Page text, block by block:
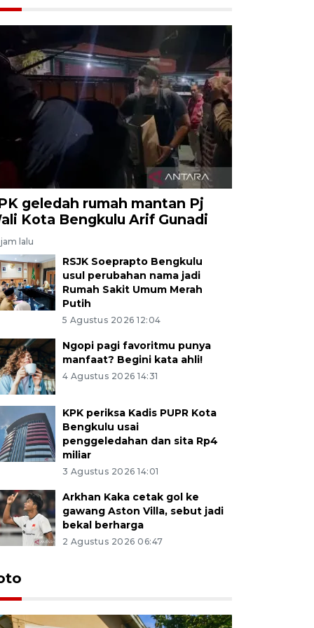
geledah rumah mantan Pj
Kota Bengkulu Arif Gunadi
lalu
RSJK Soeprapto Bengkulu
usul perubahan nama jadi
Rumah Sakit Umum Merah
Putih
5 Agustus 2026 12:04
Ngopi pagi favoritmu punya
manfaat? Begini kata ahli!
4 Agustus 2026 14:31
KPK periksa Kadis PUPR Kota
Bengkulu usai
penggeledahan dan sita Rp4
miliar
3 Agustus 2026 14:01
Arkhan Kaka cetak gol ke
gawang Aston Villa, sebut jadi
bekal berharga
2 Agustus 2026 06:47